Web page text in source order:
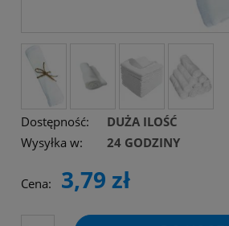
Dostępność:
DUŻA ILOŚĆ
Wysyłka w:
24 GODZINY
Cena: 3,79 zł